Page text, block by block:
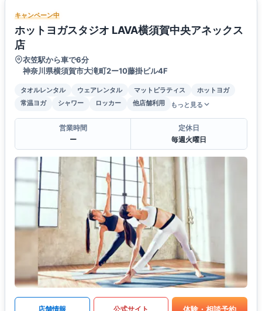
キャンペーン中
ホットヨガスタジオ LAVA横須賀中央アネックス
店
衣笠駅から車で6分
神奈川県横須賀市大滝町2ー10藤掛ビル4F
タオルレンタル ウェアレンタル マットピラティス
ホットヨガ
常温ヨガ
シャワー ロッカー 他店舗利用 もっと見る
営業時間
ー
定休日
毎週火曜日
店舗情報 公式サイト 体験・相談予約